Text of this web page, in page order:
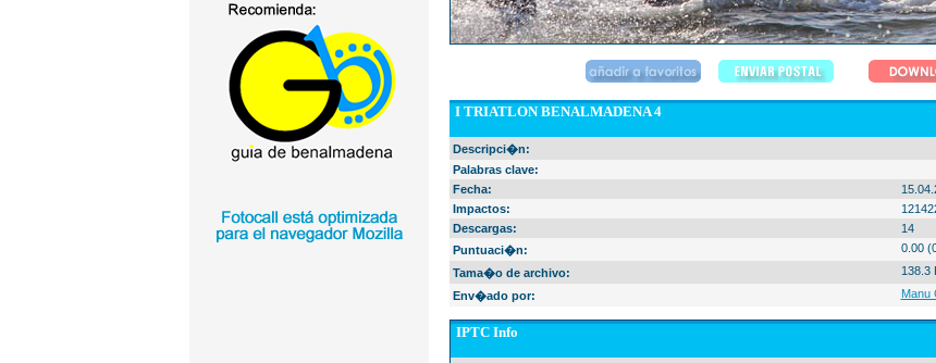
I TRIATLON BENALMADENA 4
Descripci�n:
Palabras clave:
Fecha:
Impactos:
Descargas:
14
Puntuaci�n:
0.00
Tama�o de archivo:
138.3
Env�ado por:
Manu
IPTC Info